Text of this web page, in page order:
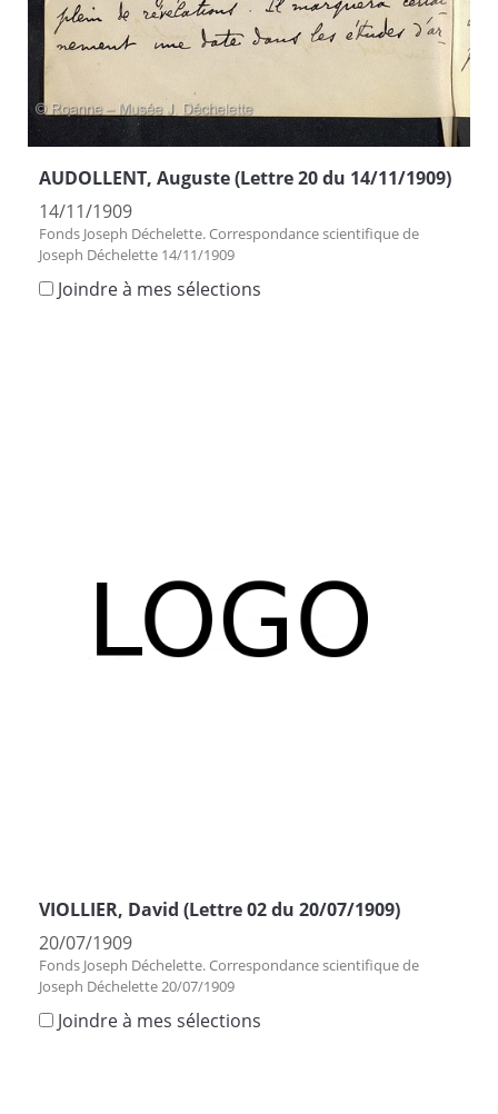
AUDOLLENT, Auguste (Lettre 20 du 14/11/1909)
14/11/1909
Fonds Joseph Déchelette. Correspondance scientifique de
Joseph Déchelette 14/11/1909
Joindre à mes sélections
VIOLLIER, David (Lettre 02 du 20/07/1909)
20/07/1909
Fonds Joseph Déchelette. Correspondance scientifique de
Joseph Déchelette 20/07/1909
Joindre à mes sélections